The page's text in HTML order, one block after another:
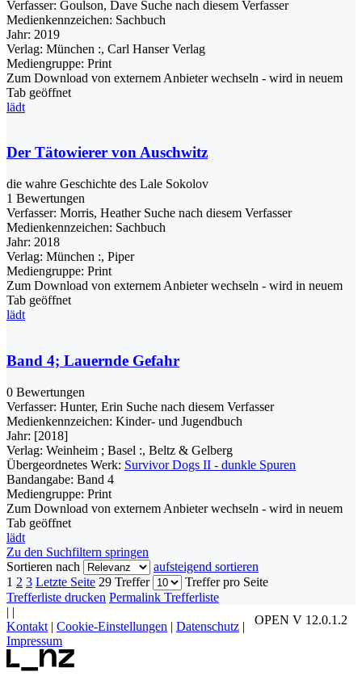
Verfasser: Goulson, Dave Suche nach diesem Verfasser
Medienkennzeichen: Sachbuch
Jahr: 2019
Verlag: München :, Carl Hanser Verlag
Mediengruppe: Print
Zum Download von externem Anbieter wechseln - wird in neuem
Tab geöffnet
lädt
Der Tätowierer von Auschwitz
die wahre Geschichte des Lale Sokolov
1 Bewertungen
Verfasser: Morris, Heather Suche nach diesem Verfasser
Medienkennzeichen: Sachbuch
Jahr: 2018
Verlag: München :, Piper
Mediengruppe: Print
Zum Download von externem Anbieter wechseln - wird in neuem
Tab geöffnet
lädt
Band 4; Lauernde Gefahr
0 Bewertungen
Verfasser: Hunter, Erin Suche nach diesem Verfasser
Medienkennzeichen: Kinder- und Jugendbuch
Jahr: [2018]
Verlag: Weinheim ; Basel :, Beltz & Gelberg
Übergeordnetes Werk: Survivor Dogs II - dunkle Spuren
Bandangabe: Band 4
Mediengruppe: Print
Zum Download von externem Anbieter wechseln - wird in neuem
Tab geöffnet
lädt
Zu den Suchfiltern springen
Sortieren nach
aufsteigend sortieren
1 2 3 Letzte Seite 29 Treffer
Treffer pro Seite
Trefferliste drucken Permalink Trefferliste
OPEN V 12.0.1.2
| |
Kontakt | Cookie-Einstellungen | Datenschutz |
Impressum